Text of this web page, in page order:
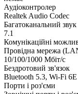
Аудіоконтролер
Realtek Audio Codec
Багатоканальний звук
7.1
Комунікаційні
Провідна мережа
10/100/1000 Мбіт/с
Бездротовий зв'язок
Bluetooth 5.3, Wi-Fi 6E
Порти і роз'єми